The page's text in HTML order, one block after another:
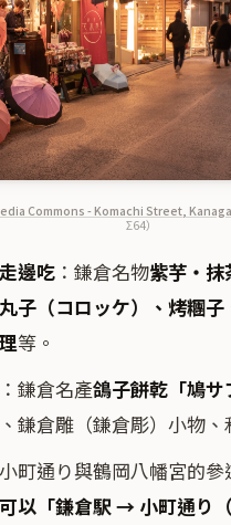
Commons - Komachi Street,
Σ64）
邊吃 ：鎌倉名物紫芋・抹
子（コロッケ）、烤糰
等。
：鎌倉名產鴿子餅乾「鳩
、鎌倉雕（鎌倉彫）小物、
小町通り與鶴岡八幡宮的參
可以「鎌倉駅 → 小町通り